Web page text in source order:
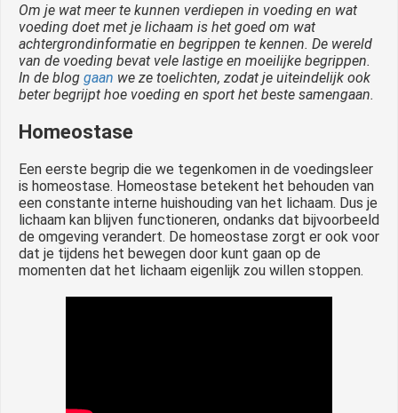
Om je wat meer te kunnen verdiepen in voeding en wat
voeding doet met je lichaam is het goed om wat
achtergrondinformatie en begrippen te kennen. De wereld
van de voeding bevat vele lastige en moeilijke begrippen.
In de blog gaan we ze toelichten, zodat je uiteindelijk ook
beter begrijpt hoe voeding en sport het beste samengaan.
Homeostase
Een eerste begrip die we tegenkomen in de voedingsleer
is homeostase. Homeostase betekent het behouden van
een constante interne huishouding van het lichaam. Dus je
lichaam kan blijven functioneren, ondanks dat bijvoorbeeld
de omgeving verandert. De homeostase zorgt er ook voor
dat je tijdens het bewegen door kunt gaan op de
momenten dat het lichaam eigenlijk zou willen stoppen.